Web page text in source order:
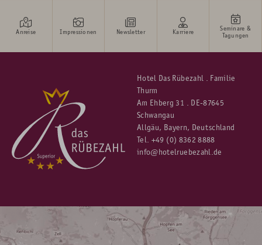
Anreise Impressionen Newsletter Karriere
Seminare &
Tagungen
Hotel Das Rübezahl . Familie
Thurm
Am Ehberg 31 . DE-87645
Schwangau
Allgäu, Bayern, Deutschland
Tel. +49 (0) 8362 8888
info@hotelruebezahl.de